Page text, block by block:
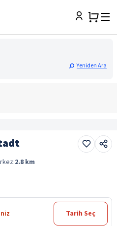
Yeniden Ara
2.8 km
Tarih Seç